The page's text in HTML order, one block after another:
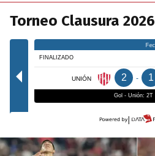
Torneo Clausura 2026